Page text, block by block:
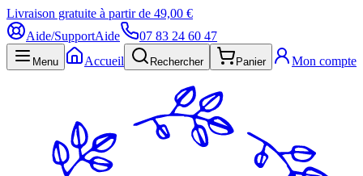
Livraison gratuite à partir de 49,00 €
Aide/SupportAide 07 83 24 60 47
Menu Accueil Rechercher Panier Mon compte